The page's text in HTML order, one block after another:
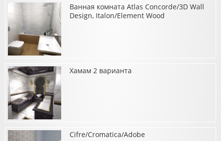
о Ванная La Fabbrica/Astra, Grazia/Vintage, Peronda C./Foresta-
Ванная комната Atlas Concorde/3D Wall
Design, Italon/Element Wood
о Ванная комната Atlas Concorde/3D Wall Design,
Italon/Element Wood
Хамам 2 варианта
о Хамам 2 вариантаCifre/Cromatica/Adobe